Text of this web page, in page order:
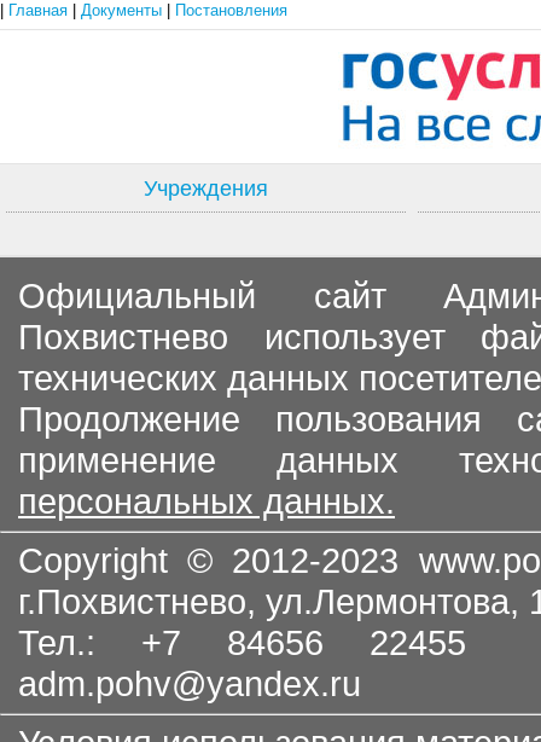
Главная Документы Постановления
Учреждения
Официальный сайт
Похвистнево использует
технических данных
Продолжение пользования
применение данных
персональных данных.
Copyright © 2012-2023
г.Похвистнево, ул.Лермонтова,
Тел.: +7 84656
adm.pohv@yandex.ru